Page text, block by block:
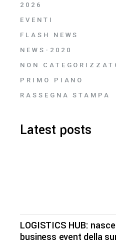
2026
EVENTI
FLASH NEWS
NEWS-2020
NON
PRIMO PIANO
RASSEGNA STAMPA
Latest posts
LOGISTICS HUB:
business event della